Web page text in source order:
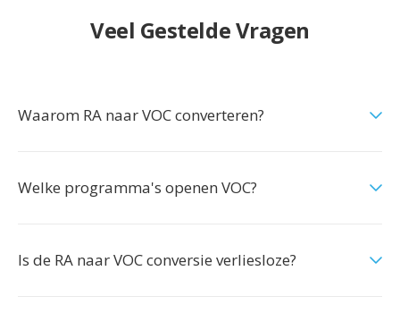
Veel Gestelde Vragen
Waarom RA naar VOC converteren?
Welke programma's openen VOC?
Is de RA naar VOC conversie verliesloze?